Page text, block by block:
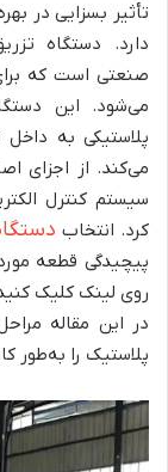
تأثیر بسزایی در
دارد. دستگاه
صنعتی است که
می‌شود. این
پلاستیکی به
می‌کند. از اجزای
سیستم کنترل
کرد. انتخاب
پیچیدگی قطعه
روی لینک کلیک
در این مقاله
پلاستیک را به‌طور